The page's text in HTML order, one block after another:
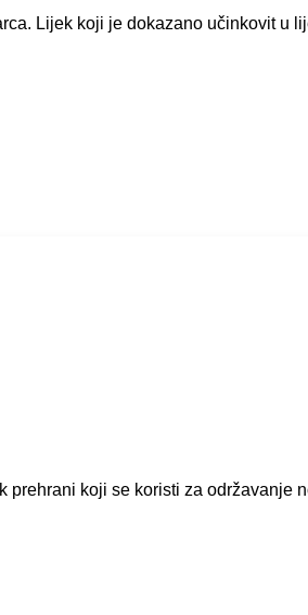
Lijek koji je dokazano učinkovit u
koji se koristi za održavanje